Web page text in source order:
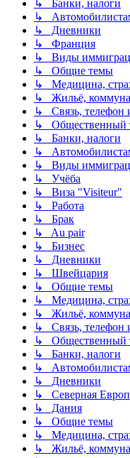
↳ Банки, налоги
↳
↳ Дневники
↳ Франция
↳ Виды
↳ Общие темы
↳ Медицина,
↳ Жильё,
↳ Связь, телефон
↳ Общественный
↳ Банки, налоги
↳
↳ Виды
↳ Учёба
↳ Виза "Visiteur"
↳ Работа
↳ Брак
↳ Au pair
↳ Бизнес
↳ Дневники
↳ Швейцария
↳ Общие темы
↳ Медицина,
↳ Жильё,
↳ Связь, телефон
↳ Общественный
↳ Банки, налоги
↳
↳ Дневники
↳ Северная
↳ Дания
↳ Общие темы
↳ Медицина,
↳ Жильё,